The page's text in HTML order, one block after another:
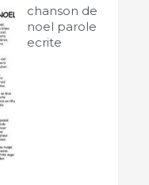
chanson de
noel parole
ecrite